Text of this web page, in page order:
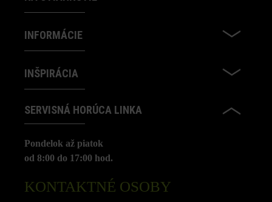
INFORMÁCIE
INŠPIRÁCIA
SERVISNÁ HORÚCA LINKA
Pondelok až piatok
od 8:00 do 17:00 hod.
KONTAKTNÉ OSOBY